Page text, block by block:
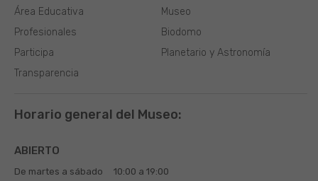
Museo
Biodomo
Planetario y Astronomía
Área Educativa
Profesionales
Participa
Transparencia
Horario general del Museo:
ABIERTO
De martes a sábado 10:00 a 19:00